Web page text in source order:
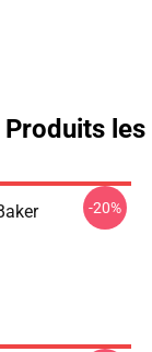
Produits
-20%